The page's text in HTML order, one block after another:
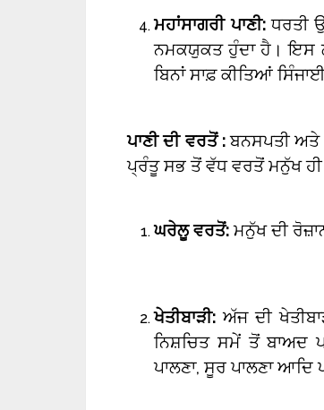
ਮਹਾਂਸਾਗਰੀ ਪਾਣੀ:ਧਰਤੀ
ਨਮਕਯੁਕਤ ਹੁੰਦਾ ਹੈ। ਇਸ
ਬਿਨਾਂ ਸਾਫ਼ ਕੀਤਿਆਂ
ਪਾਣੀ ਦੀ ਵਰਤੋਂ :ਬਨਸਪਤੀ ਅਤੇ
ਪ੍ਰੰਤੂ ਸਭ ਤੋਂ ਵੱਧ ਵਰਤੋਂ ਮਨੁੱਖ
ਘਰੇਲੂ ਵਰਤੋਂ:ਮਨੁੱਖ ਦੀ
ਖੇਤੀਬਾੜੀ: ਅੱਜ ਦੀ
ਨਿਸ਼ਚਿਤ ਸਮੇਂ ਤੋਂ ਬਾਅਦ
ਪਾਲਣਾ, ਸੂਰ ਪਾਲਣਾ ਆਦਿ